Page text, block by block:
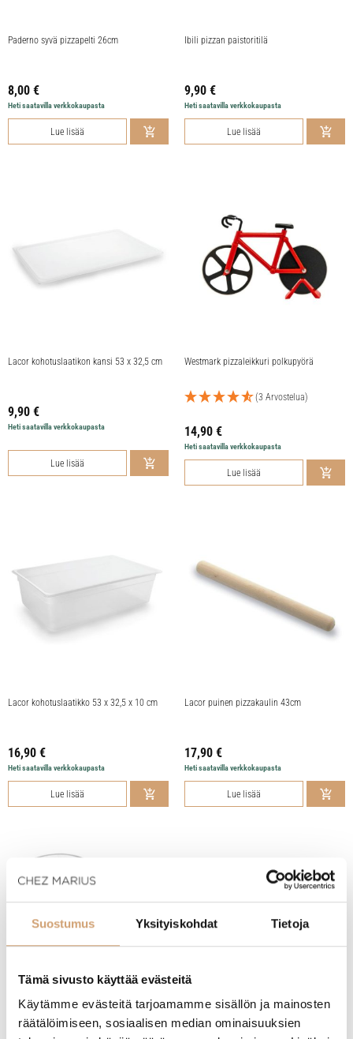
Suostumus Yksityiskohdat Tietoja
Tämä sivusto käyttää evästeitä
Käytämme evästeitä tarjoamamme sisällön ja mainosten
räätälöimiseen, sosiaalisen median ominaisuuksien
Paderno syvä pizzapelti 26cm
8,00 €
Heti saatavilla verkkokaupasta
Lue lisää
Ibili pizzan paistoritilä
9,90 €
Heti saatavilla verkkokaupasta
Lue lisää
Lacor kohotuslaatikon kansi 53 x 32,5 cm
9,90 €
Heti saatavilla verkkokaupasta
Lue lisää
Westmark pizzaleikkuri polkupyörä
(3 Arvostelua)
14,90 €
Heti saatavilla verkkokaupasta
Lue lisää
Lacor kohotuslaatikko 53 x 32,5 x 10 cm
16,90 €
Heti saatavilla verkkokaupasta
Lue lisää
Lacor puinen pizzakaulin 43cm
17,90 €
Heti saatavilla verkkokaupasta
Lue lisää
Lacor pizzaleikkuri iso Paderno pizzapelti 20cm